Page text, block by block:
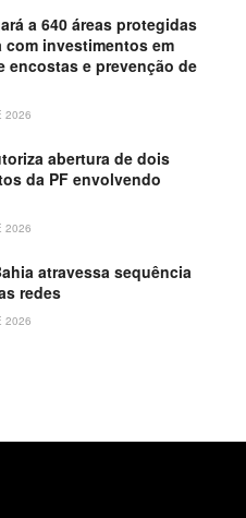
a 640 áreas protegidas
com investimentos em
encostas e prevenção de
2026
abertura de dois
da PF envolvendo
2026
atravessa sequência
redes
2026